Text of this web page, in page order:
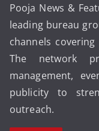
Pooja News &
leading bureau
channels
The network
management,
publicity to
outreach.